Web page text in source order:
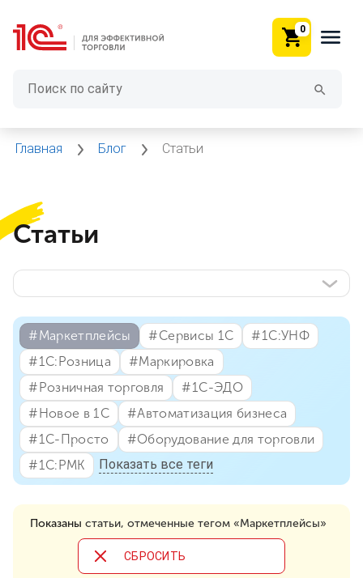
0
Главная Блог Статьи
Статьи
#⁣Маркетплейсы #⁣Сервисы 1С
#⁣1С:УНФ
#⁣1С:Розница
#⁣Маркировка
#⁣Розничная торговля
#⁣1С-ЭДО
#⁣Новое в 1С
#⁣Автоматизация бизнеса
#⁣1С-Просто
#⁣Оборудование для торговли
#⁣1С:РМК
Показать все теги
Показаны статьи, отмеченные тегом «Маркетплейсы»
CБРОСИТЬ